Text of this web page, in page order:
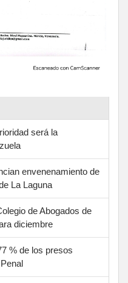
será la
envenenamiento de
La Laguna
de Abogados de
diciembre
% de los presos